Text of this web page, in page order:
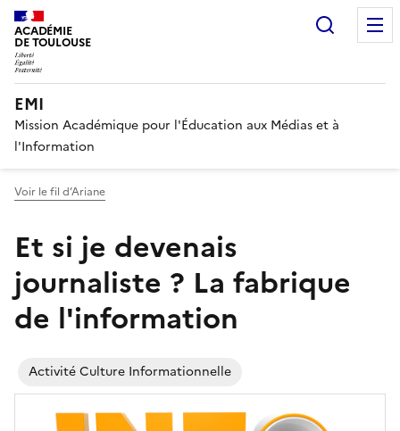
ACADÉMIE
DE TOULOUSE
EMI
Mission Académique pour l'Éducation aux Médias et à
l'Information
Voir le fil d’Ariane
Et si je devenais
journaliste ? La fabrique
de l'information
Activité Culture Informationnelle